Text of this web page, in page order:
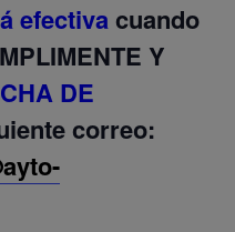
efectivacuando
Y
DE
correo: